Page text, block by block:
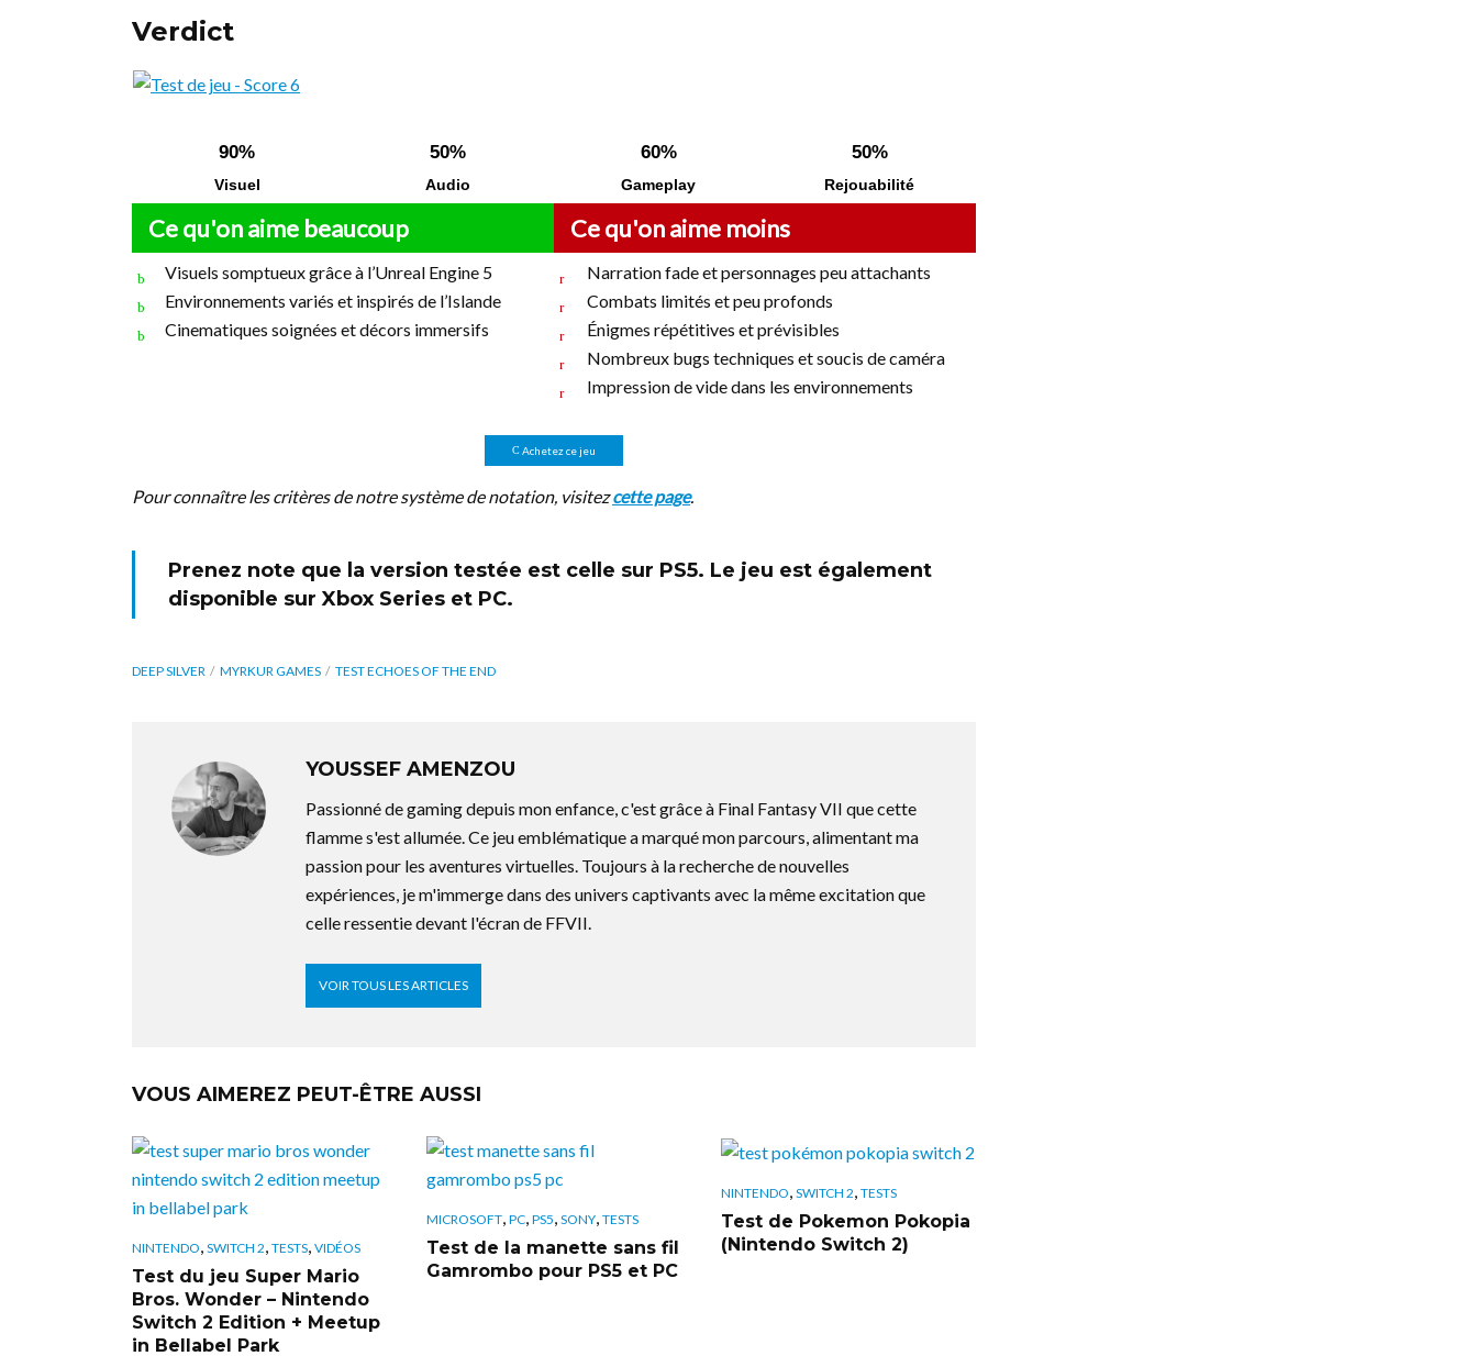
Verdict
90%
Visuel
50%
Audio
60%
Gameplay
50%
Rejouabilité
Ce qu'on aime beaucoup
Visuels somptueux grâce à l’Unreal Engine 5
Environnements variés et inspirés de l’Islande
Cinematiques soignées et décors immersifs
Ce qu'on aime moins
Narration fade et personnages peu attachants
Combats limités et peu profonds
Énigmes répétitives et prévisibles
Nombreux bugs techniques et soucis de caméra
Impression de vide dans les environnements
Achetez ce jeu
Pour connaître les critères de notre système de notation, visitezcette page.
Prenez note que la version testée est celle sur PS5. Le jeu est également
disponible surXbox Series et PC.
DEEP SILVER MYRKUR GAMES TEST ECHOES OF THE END
YOUSSEF AMENZOU
Passionné de gaming depuis mon enfance, c'est grâce à Final Fantasy VII que cette
flamme s'est allumée. Ce jeu emblématique a marqué mon parcours, alimentant ma
passion pour les aventures virtuelles. Toujours à la recherche de nouvelles
expériences, je m'immerge dans des univers captivants avec la même excitation que
celle ressentie devant l'écran de FFVII.
VOIR TOUS LES ARTICLES
VOUS AIMEREZ PEUT-ÊTRE AUSSI
NINTENDO, SWITCH 2, TESTS, VIDÉOS
Test du jeu Super Mario
Bros. Wonder – Nintendo
Switch 2 Edition + Meetup
in Bellabel Park
MICROSOFT, PC, PS5, SONY, TESTS
Test de la manette sans fil
Gamrombo pour PS5 et PC
NINTENDO SWITCH 2 TESTS
Test de Pokemon Pokopia
(Nintendo Switch 2)